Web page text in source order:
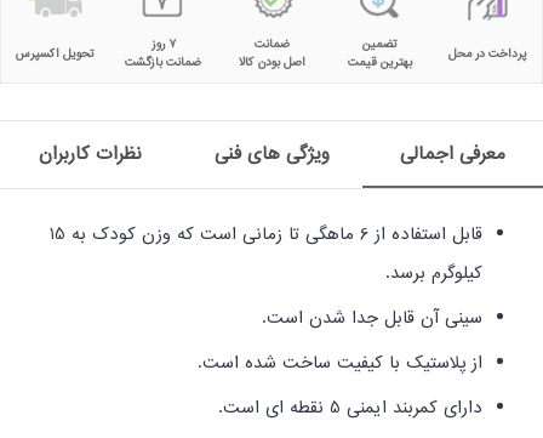
پرداخت در محل
تضمین
بهترین قیمت
ضمانت
اصل بودن کالا
۷ روز
ضمانت بازگشت
تحویل اکسپرس
معرفی اجمالی ویژگی های فنی نظرات کاربران
قابل استفاده از 6 ماهگی تا زمانی است که وزن کودک به 15
کیلوگرم برسد.
سینی آن قابل جدا شدن است.
از پلاستیک با کیفیت ساخت شده است.
دارای کمربند ایمنی 5 نقطه ای است.